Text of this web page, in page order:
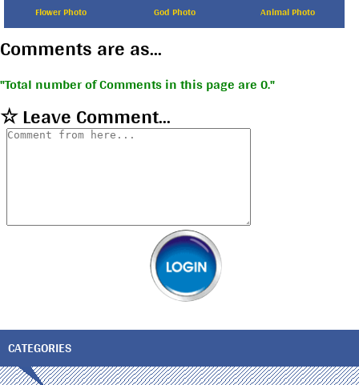
Flower Photo God Photo Animal Photo
Comments are as...
Total number of Comments in this page are 0.
☆ Leave Comment...
CATEGORIES